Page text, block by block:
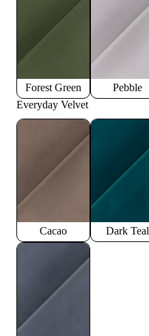
Forest Green Pebble
Everyday Velvet
Cacao Dark Teal